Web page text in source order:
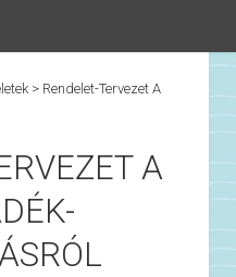
> Rendelet-Tervezet A
A